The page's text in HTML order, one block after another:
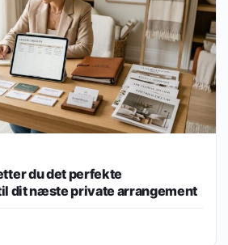
du det perfekte
dit næste private arrangement